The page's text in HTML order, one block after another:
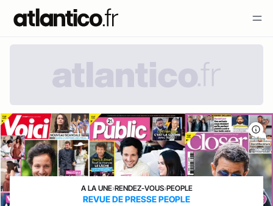
A LA UNE›RENDEZ-VOUS›PEOPLE
REVUE DE PRESSE PEOPLE